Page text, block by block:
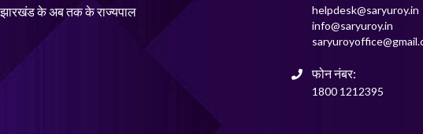
झारखंड के अब तक के राज्यपाल
helpdesk@saryuroy.in
info@saryuroy.in
फोन नंबर:
1800 1212395